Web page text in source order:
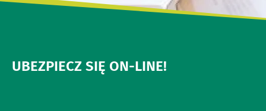
UBEZPIECZ SIĘ ON-LINE!